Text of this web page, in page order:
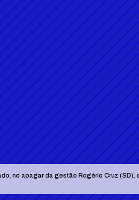
no apagar da gestão Rogério Cruz